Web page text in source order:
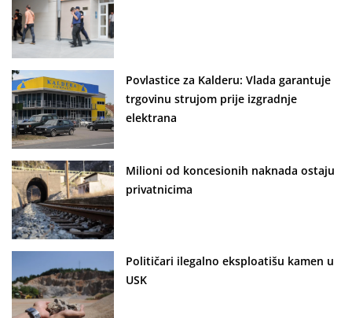
Povlastice za Kalderu: Vlada garantuje
trgovinu strujom prije izgradnje
elektrana
Milioni od koncesionih naknada ostaju
privatnicima
Političari ilegalno eksploatišu kamen u
USK